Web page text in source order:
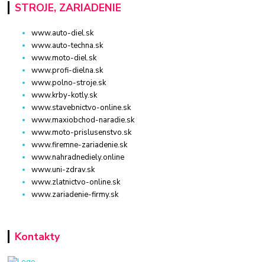
STROJE, ZARIADENIE
www.auto-diel.sk
www.auto-techna.sk
www.moto-diel.sk
www.profi-dielna.sk
www.polno-stroje.sk
www.krby-kotly.sk
www.stavebnictvo-online.sk
www.maxiobchod-naradie.sk
www.moto-prislusenstvo.sk
www.firemne-zariadenie.sk
www.nahradnediely.online
www.uni-zdrav.sk
www.zlatnictvo-online.sk
www.zariadenie-firmy.sk
Kontakty